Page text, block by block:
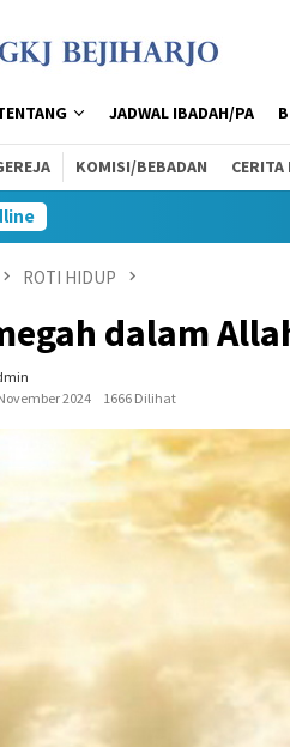
JADWAL IBADAH/PA
KOMISI/BEBADAN
ROTI HIDUP
dalam
2024
1666 Dilihat